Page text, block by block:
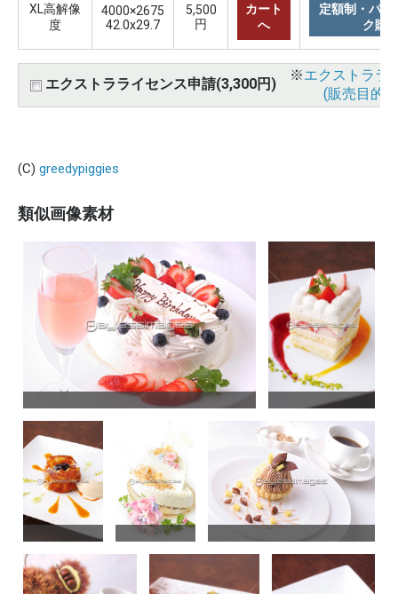
XL高解像
度
4000×2675
42.0x29.7
5,500
円
カート
へ
定額制・バリ
ク購
エクストラライセンス申請(3,300円)
※エクストララ
(販売目的
(C) greedypiggies
類似画像素材